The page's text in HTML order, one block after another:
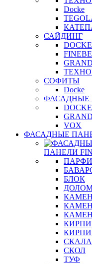
Docke
САЙДИНГ
DOCKE
СОФИТЫ
Docke
ФАСАДНЫЕ
DOCKE
VOX
ФАСАДНЫЕ
ПАНЕЛИ
БЛОК
СКАЛА
СКОЛ
ТУФ